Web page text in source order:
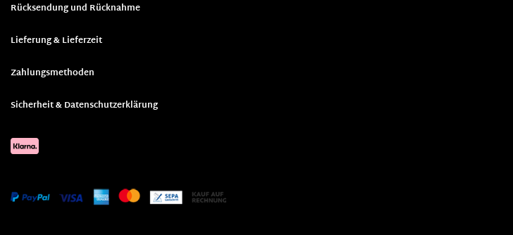
Rücksendung und Rücknahme
Lieferung & Lieferzeit
Zahlungsmethoden
Sicherheit & Datenschutzerklärung